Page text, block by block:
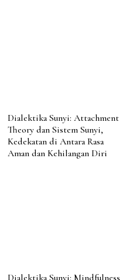
Dialektika Sunyi: Attachment
Theory dan Sistem Sunyi,
Kedekatan di Antara Rasa
Aman dan Kehilangan Diri